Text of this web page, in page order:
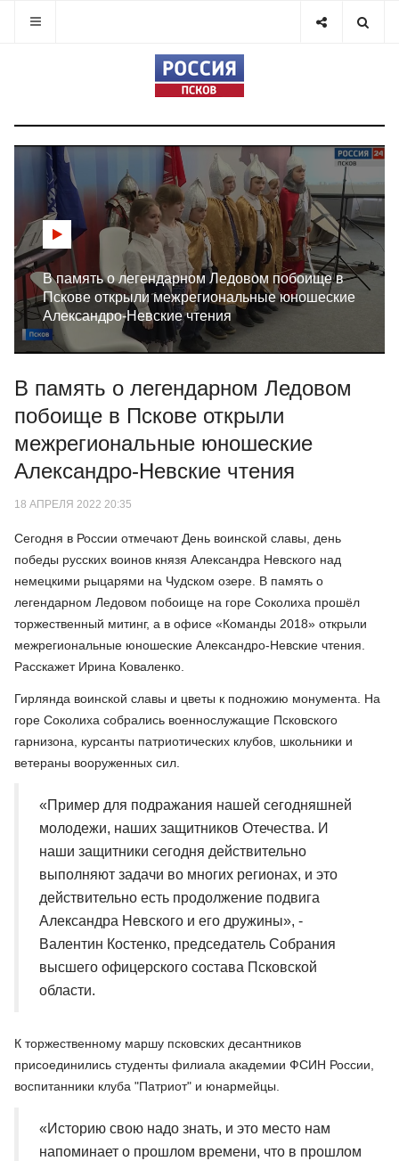
В память о легендарном Ледовом побоище в
Пскове открыли межрегиональные юношеские
Александро-Невские чтения
В память о легендарном Ледовом
побоище в Пскове открыли
межрегиональные юношеские
Александро-Невские чтения
18 АПРЕЛЯ 2022 20:35
Сегодня в России отмечают День воинской славы, день
победы русских воинов князя Александра Невского над
немецкими рыцарями на Чудском озере. В память о
легендарном Ледовом побоище на горе Соколиха прошёл
торжественный митинг, а в офисе «Команды 2018» открыли
межрегиональные юношеские Александро-Невские чтения.
Расскажет Ирина Коваленко.
Гирлянда воинской славы и цветы к подножию монумента. На
горе Соколиха собрались военнослужащие Псковского
гарнизона, курсанты патриотических клубов, школьники и
ветераны вооруженных сил.
«Пример для подражания нашей сегодняшней
молодежи, наших защитников Отечества. И
наши защитники сегодня действительно
выполняют задачи во многих регионах, и это
действительно есть продолжение подвига
Александра Невского и его дружины», -
Валентин Костенко, председатель Собрания
высшего офицерского состава Псковской
области.
К торжественному маршу псковских десантников
присоединились студенты филиала академии ФСИН России,
воспитанники клуба "Патриот" и юнармейцы.
«Историю свою надо знать, и это место нам
напоминает о прошлом времени, что в прошлом